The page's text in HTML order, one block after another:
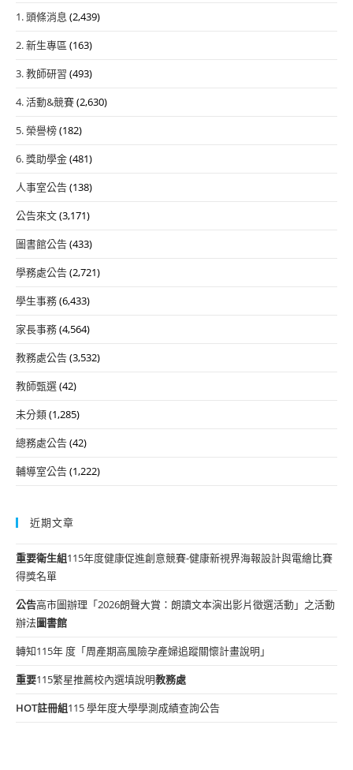
1. 頭條消息 (2,439)
2. 新生專區 (163)
3. 教師研習 (493)
4. 活動&競賽(2,630)
5. 榮譽榜(182)
6. 獎助學金(481)
人事室公告(138)
公告來文(3,171)
圖書館公告(433)
學務處公告(2,721)
學生事務(6,433)
家長事務(4,564)
教務處公告(3,532)
教師甄選(42)
未分類(1,285)
總務處公告(42)
輔導室公告(1,222)
近期文章
重要衛生組115年度健康促進創意競賽-健康新視界海報設計與電繪比賽
得獎名單
公告高市圖辦理「2026朗聲大賞：朗讀文本演出影片徵選活動」之活動
辦法圖書館
轉知115年 度「周產期高風險孕產婦追蹤關懷計畫說明」
重要115繁星推薦校內選填說明教務處
HOT註冊組115 學年度大學學測成績查詢公告